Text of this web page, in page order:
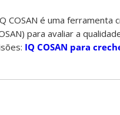
COSAN é uma ferramenta
para avaliar a
IQ COSAN para